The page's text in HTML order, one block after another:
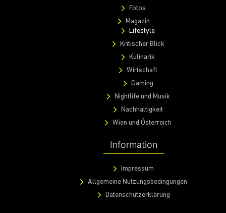
Fotos
Magazin
Lifestyle
Kritischer Blick
Kulinarik
Wirtschaft
Gaming
Nightlife und Musik
Nachhaltigkeit
Wien und Österreich
Information
Impressum
Allgemeine Nutzungsbedingungen
Datenschutzerklärung